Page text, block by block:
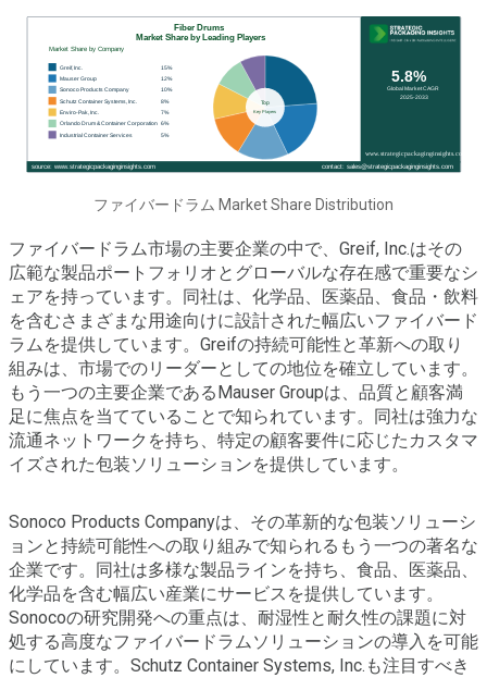
ファイバードラム Market Share Distribution
ファイバードラム市場の主要企業の中で、Greif, Inc.はその
広範な製品ポートフォリオとグローバルな存在感で重要なシ
ェアを持っています。同社は、化学品、医薬品、食品・飲料
を含むさまざまな用途向けに設計された幅広いファイバード
ラムを提供しています。Greifの持続可能性と革新への取り
組みは、市場でのリーダーとしての地位を確立しています。
もう一つの主要企業であるMauser Groupは、品質と顧客満
足に焦点を当てていることで知られています。同社は強力な
流通ネットワークを持ち、特定の顧客要件に応じたカスタマ
イズされた包装ソリューションを提供しています。
Sonoco Products Companyは、その革新的な包装ソリューシ
ョンと持続可能性への取り組みで知られるもう一つの著名な
企業です。同社は多様な製品ラインを持ち、食品、医薬品、
化学品を含む幅広い産業にサービスを提供しています。
Sonocoの研究開発への重点は、耐湿性と耐久性の課題に対
処する高度なファイバードラムソリューションの導入を可能
にしています。Schutz Container Systems, Inc.も注目すべき